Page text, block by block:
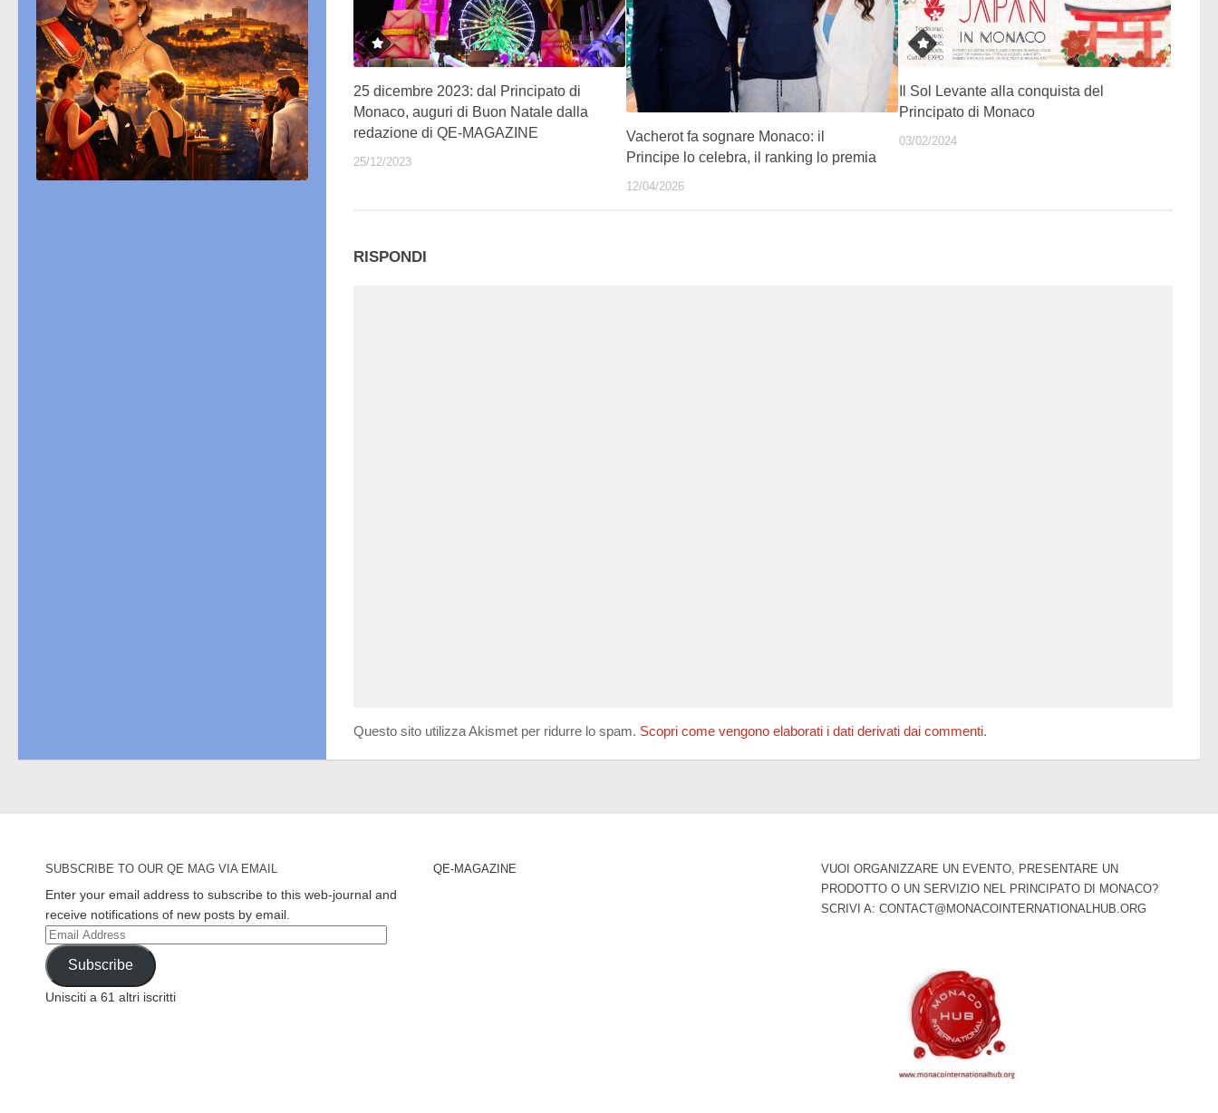
25 dicembre 2023: dal Principato di
Monaco, auguri di Buon Natale dalla
redazione di QE-MAGAZINE
25/12/2023
Vacherot fa sognare Monaco: il
Principe lo celebra, il ranking lo premia
12/04/2026
Il Sol Levante alla conquista del
Principato di Monaco
03/02/2024
RISPONDI
Questo sito utilizza Akismet per ridurre lo spam. Scopri come vengono elaborati i dati derivati dai commenti.
SUBSCRIBE TO OUR QE MAG VIA EMAIL
Enter your email address to subscribe to this web-journal and
receive notifications of new posts by email.
Email
Address
Subscribe
Unisciti a 61 altri iscritti
QE-MAGAZINE
VUOI ORGANIZZARE UN EVENTO, PRESENTARE UN
PRODOTTO O UN SERVIZIO NEL PRINCIPATO DI MONACO?
SCRIVI A: CONTACT@MONACOINTERNATIONALHUB.ORG